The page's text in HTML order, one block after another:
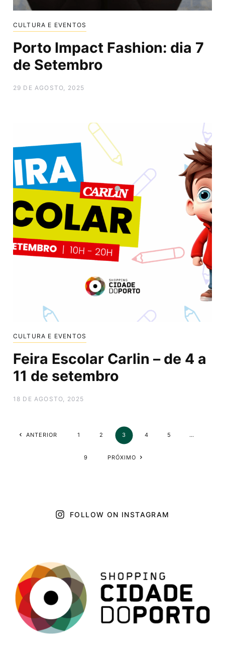
CULTURA E EVENTOS
Porto Impact Fashion: dia 7
de Setembro
29 DE AGOSTO, 2025
CULTURA E EVENTOS
Feira Escolar Carlin – de 4 a
11 de setembro
18 DE AGOSTO, 2025
ANTERIOR 1 2 3 4 5 …
9 PRÓXIMO
FOLLOW ON INSTAGRAM